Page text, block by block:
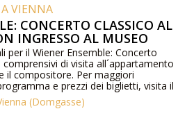
VIENNA
CONCERTO CLASSICO AL
INGRESSO AL MUSEO
per il Wiener Ensemble: Concerto
di visita all´appartamento
il compositore. Per maggiori
e prezzi dei biglietti, visita il
telefonicamente.
(Domgasse)